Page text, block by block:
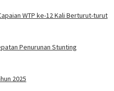
WTP ke-12 Kali Berturut-turut
Penurunan Stunting
2025